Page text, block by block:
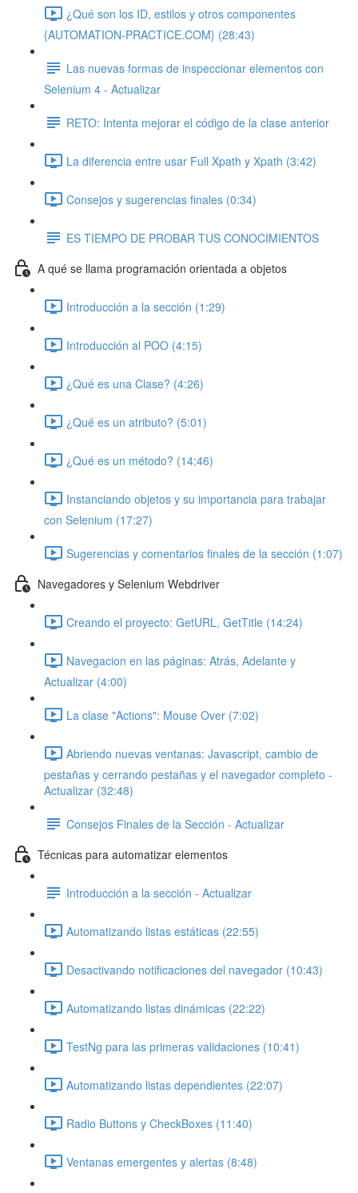
¿Qué son los ID, estilos y otros componentes
{AUTOMATION-PRACTICE.COM} (28:43)
Las nuevas formas de inspeccionar elementos con
Selenium 4 - Actualizar
RETO: Intenta mejorar el código de la clase anterior
La diferencia entre usar Full Xpath y Xpath (3:42)
Consejos y sugerencias finales (0:34)
ES TIEMPO DE PROBAR TUS CONOCIMIENTOS
A qué se llama programación orientada a objetos
Introducción a la sección (1:29)
Introducción al POO (4:15)
¿Qué es una Clase? (4:26)
¿Qué es un atributo? (5:01)
¿Qué es un método? (14:46)
Instanciando objetos y su importancia para trabajar
con Selenium (17:27)
Sugerencias y comentarios finales de la sección (1:07)
Navegadores y Selenium Webdriver
Creando el proyecto: GetURL, GetTitle (14:24)
Navegacion en las páginas: Atrás, Adelante y
Actualizar (4:00)
La clase "Actions": Mouse Over (7:02)
Abriendo nuevas ventanas: Javascript, cambio de
pestañas y cerrando pestañas y el navegador completo -
Actualizar (32:48)
Consejos Finales de la Sección - Actualizar
Técnicas para automatizar elementos
Introducción a la sección - Actualizar
Automatizando listas estáticas (22:55)
Desactivando notificaciones del navegador (10:43)
Automatizando listas dinámicas (22:22)
TestNg para las primeras validaciones (10:41)
Automatizando listas dependientes (22:07)
Radio Buttons y CheckBoxes (11:40)
Ventanas emergentes y alertas (8:48)